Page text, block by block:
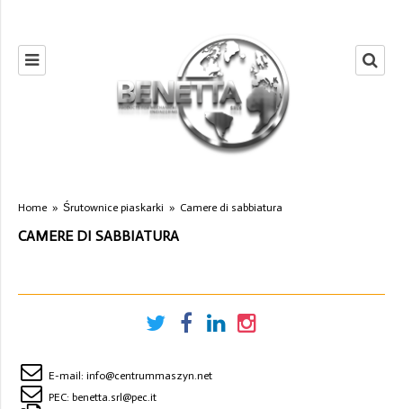
Home » Śrutownice piaskarki » Camere di sabbiatura
CAMERE DI SABBIATURA
E-mail: info@centrummaszyn.net
PEC: benetta.srl@pec.it